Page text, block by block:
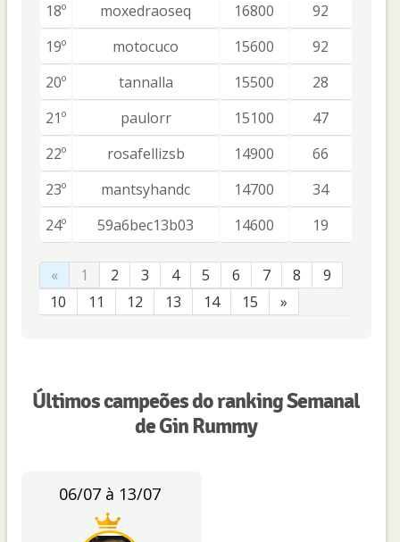
18º
moxedraoseq 16800
92
19º
motocuco 15600
92
20º
tannalla 15500
28
21º
paulorr 15100
47
22º
rosafellizsb 14900
66
23º
mantsyhandc 14700
34
24º
59a6bec13b03 14600 19
« 1 2 3 4 5 6 7 8
9
10
11 12 13 14 15 »
Últimos campeões do ranking Semanal
de Gin Rummy
06/07 à 13/07